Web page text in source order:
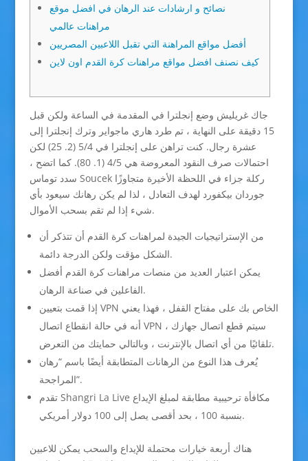
نصائح و ارشادات عند الرهان في افضل موقع
مراهنات عالمي
أفضل مواقع المراهنة التي تقبل اللاعبين المصريين
كيف نصنف افضل مواقع مراهنات كرة القدم اون لاين
جاك غريليش وضع إنجلترا في المقدمة في الساعة ولكن قبل
15 دقيقة على النهاية ، تم طرد هاري ماجواير وترك إنجلترا إلى
عشرة رجال. كنت تراهن على إنجلترا في 5/4 (2. 25) لكن
احتمالات صرف النقود المعروضة هي 4/5 (1. 80). كما اتضح ،
سدد توماس Soucek ركلة جزاء في اللحظة الأخيرة متجاوزًا
جوردان بيكفورد لهدف التعادل ، لذا لم يكن رهانك سيعود بأي
شيء إذا لم تقم بسحب الأموال.
من الإستراتيجيات الجيدة لمراهنات كرة القدم أن تتذكر أن
الشكل مؤقت ولكن الدرجة دائمة.
يمكن اعتبار العديد من منصات مراهنات كرة القدم أفضل
الفاعلين في صناعة الرهان.
إذا قمت بتعيين VPN الخاص بك على مفتاح القفل ، فهذا يعني
أنه في حالة انقطاع اتصال VPN ، سيتم قطع اتصال جهازك
تلقائيًا من أي اتصال بالإنترنت ، وبالتالي حمايتك من التعرض.
يُعرف هذا النوع من الرهانات المتطابقة أيضًا باسم “رهان
المراجحة”.
تقدم Shangri La Live مكافأة ترحيبية مطابقة لمبلغ الإيداع
بنسبة 100 ، بحد أقصى يصل إلى 100 دولار أمريكي.
هناك أربعة خيارات محتملة للإيداع والسحب يمكن للاعبين